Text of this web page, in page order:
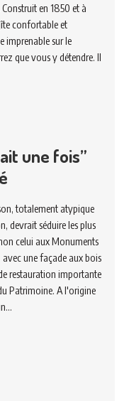
en 1850 et à
confortable et
imprenable sur le
que vous y détendre. Il
une fois”
totalement atypique
devrait séduire les plus
celui aux Monuments
une façade aux bois
restauration importante
Patrimoine. A l'origine